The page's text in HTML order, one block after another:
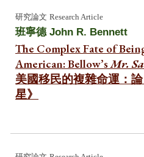
研究論文 Research Article
班寧德John R. Bennett
The Complex Fate of
American: Bellow’sMr.
美國移民的複雜命運：
星》